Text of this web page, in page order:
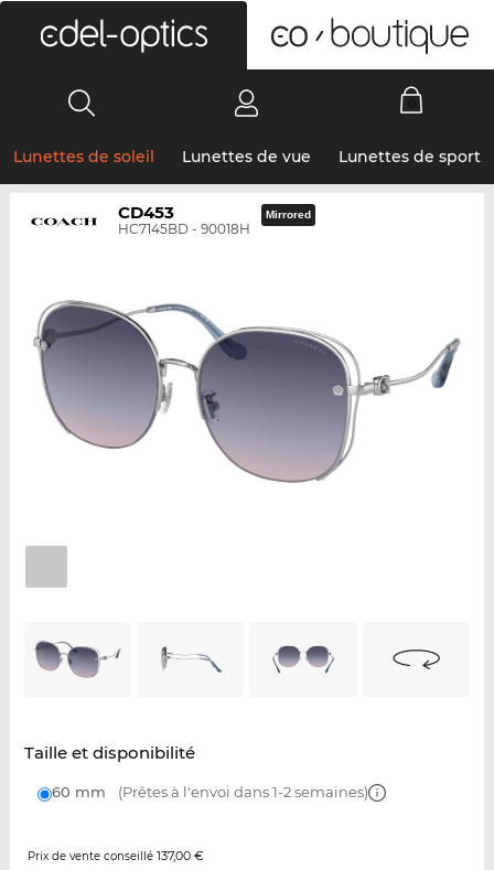
Lunettes de soleil Lunettes de vue Lunettes de sport
CD453
HC7145BD - 90018H
Mirrored
Taille et disponibilité
60 mm (Prêtes à l'envoi dans 1-2 semaines)
Prix de vente conseillé 137,00 €